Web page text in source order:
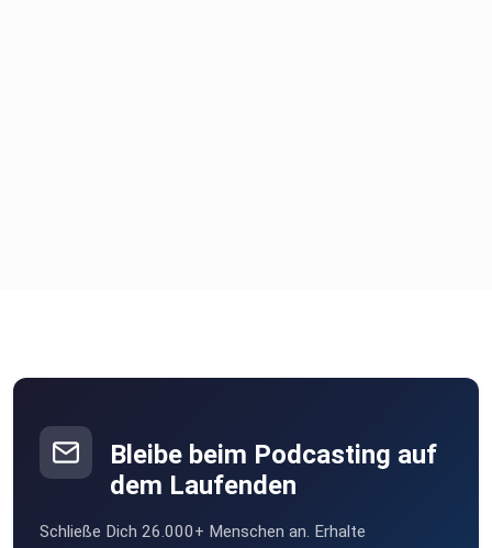
Bleibe beim Podcasting auf
dem Laufenden
Schließe Dich 26.000+ Menschen an. Erhalte